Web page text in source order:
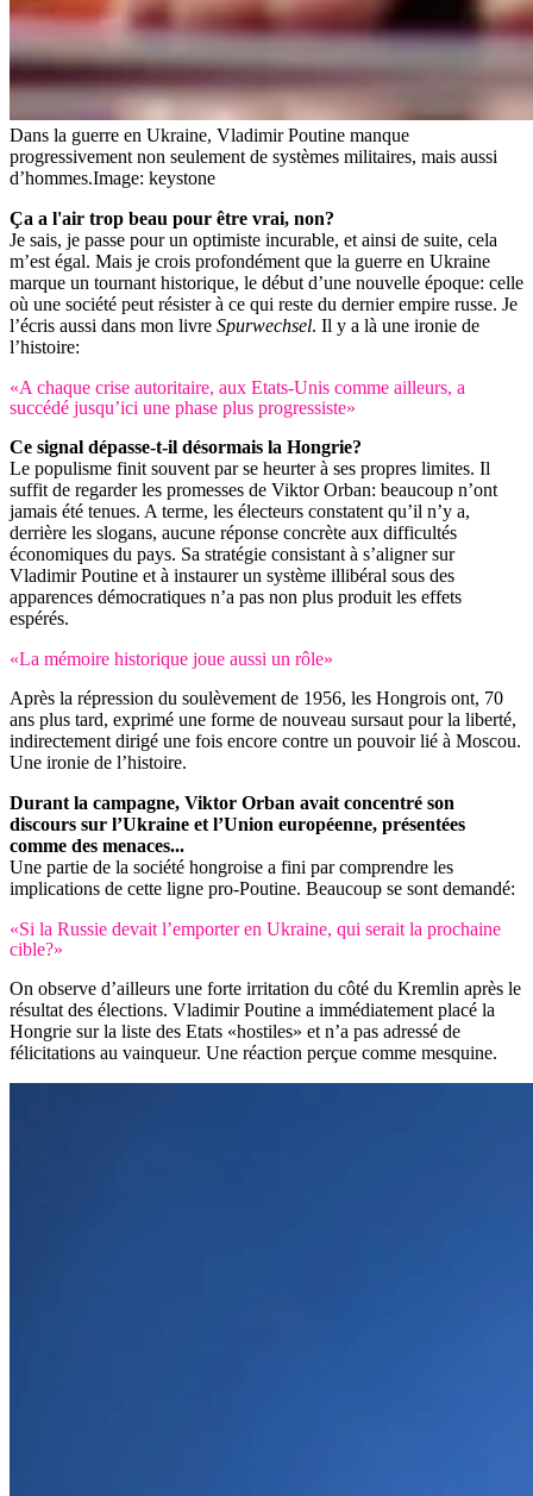
Dans la guerre en Ukraine, Vladimir Poutine manque
progressivement non seulement de systèmes militaires, mais aussi
d’hommes.Image: keystone
Ça a l'air trop beau pour être vrai, non?
Je sais, je passe pour un optimiste incurable, et ainsi de suite, cela
m’est égal. Mais je crois profondément que la guerre en Ukraine
marque un tournant historique, le début d’une nouvelle époque: celle
où une société peut résister à ce qui reste du dernier empire russe. Je
l’écris aussi dans mon livre Spurwechsel. Il y a là une ironie de
l’histoire:
«A chaque crise autoritaire, aux Etats-Unis comme ailleurs, a
succédé jusqu’ici une phase plus progressiste»
Ce signal dépasse-t-il désormais la Hongrie?
Le populisme finit souvent par se heurter à ses propres limites. Il
suffit de regarder les promesses de Viktor Orban: beaucoup n’ont
jamais été tenues. A terme, les électeurs constatent qu’il n’y a,
derrière les slogans, aucune réponse concrète aux difficultés
économiques du pays. Sa stratégie consistant à s’aligner sur
Vladimir Poutine et à instaurer un système illibéral sous des
apparences démocratiques n’a pas non plus produit les effets
espérés.
«La mémoire historique joue aussi un rôle»
Après la répression du soulèvement de 1956, les Hongrois ont, 70
ans plus tard, exprimé une forme de nouveau sursaut pour la liberté,
indirectement dirigé une fois encore contre un pouvoir lié à Moscou.
Une ironie de l’histoire.
Durant la campagne, Viktor Orban avait concentré son
discours sur l’Ukraine et l’Union européenne, présentées
comme des menaces...
Une partie de la société hongroise a fini par comprendre les
implications de cette ligne pro-Poutine. Beaucoup se sont demandé:
«Si la Russie devait l’emporter en Ukraine, qui serait la prochaine
cible?»
On observe d’ailleurs une forte irritation du côté du Kremlin après le
résultat des élections. Vladimir Poutine a immédiatement placé la
Hongrie sur la liste des Etats «hostiles» et n’a pas adressé de
félicitations au vainqueur. Une réaction perçue comme mesquine.